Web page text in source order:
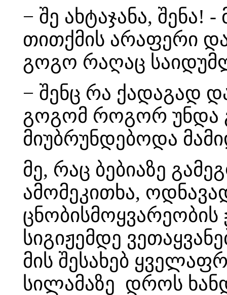
− შე ახტაჯანა, შენა!
თითქმის არაფერი
გოგო რაღაც
− შენც რა ქადაგად
გოგომ როგორ უნდა
მიუბრუნდებოდა
მე, რაც ბებიაზე
ამომეკითხა,
ცნობისმოყვარეობის
სიგიჟემდე
მის შესახებ
სილამაზე დროს